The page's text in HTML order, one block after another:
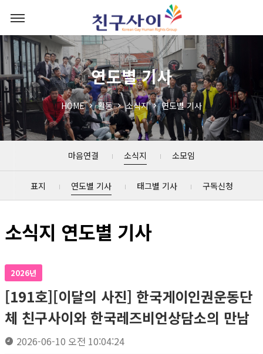
연도별 기사
HOME 활동 소식지 연도별 기사
마음연결 소식지 소모임
표지 연도별 기사 태그별 기사 구독신청
소식지 연도별 기사
2026년
[191호][이달의 사진] 한국게이인권운동단
체 친구사이와 한국레즈비언상담소의 만남
2026-06-10 오전 10:04:24